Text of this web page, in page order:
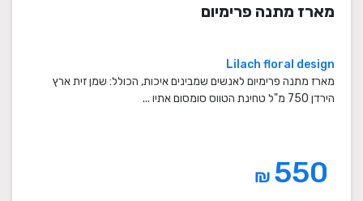
מארז מתנה פרימיום
Lilach floral design
מארז מתנה פרימיום לאנשים שמבינים איכות, הכולל: שמן זית ארץ
הירדן 750 מ"ל טחינת הטווס סומסום אתיו ...
₪